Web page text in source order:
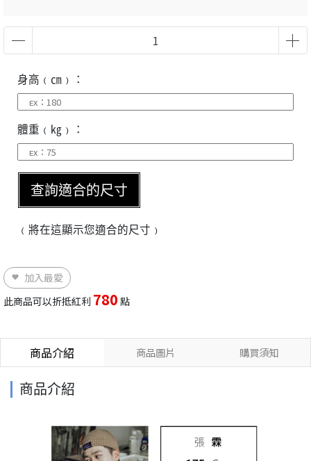
身高﹙㎝﹚：
體重﹙㎏﹚：
查詢適合的尺寸
﹙將在這顯示您適合的尺寸﹚
加入最愛
此商品可以折抵紅利 780 點
商品介紹 商品圖片 購買須知
商品介紹